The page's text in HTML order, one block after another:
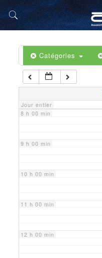
Catégories
Jour entier
5 h 00 min
6 h 00 min
7 h 00 min
8 h 00 min
9 h 00 min
10 h 00 min
11 h 00 min
12 h 00 min